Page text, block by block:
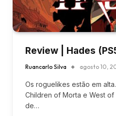
Review | Hades
Ruancarlo Silva agosto 10,
Os roguelikes estão em
Children of Morta e West
de…